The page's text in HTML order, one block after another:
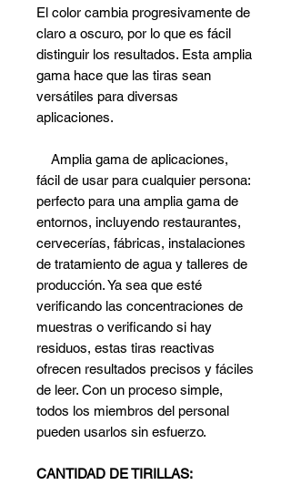
El color cambia progresivamente de
claro a oscuro, por lo que es fácil
distinguir los resultados. Esta amplia
gama hace que las tiras sean
versátiles para diversas
aplicaciones.
Amplia gama de aplicaciones,
fácil de usar para cualquier persona:
perfecto para una amplia gama de
entornos, incluyendo restaurantes,
cervecerías, fábricas, instalaciones
de tratamiento de agua y talleres de
producción. Ya sea que esté
verificando las concentraciones de
muestras o verificando si hay
residuos, estas tiras reactivas
ofrecen resultados precisos y fáciles
de leer. Con un proceso simple,
todos los miembros del personal
pueden usarlos sin esfuerzo.
CANTIDAD DE TIRILLAS: